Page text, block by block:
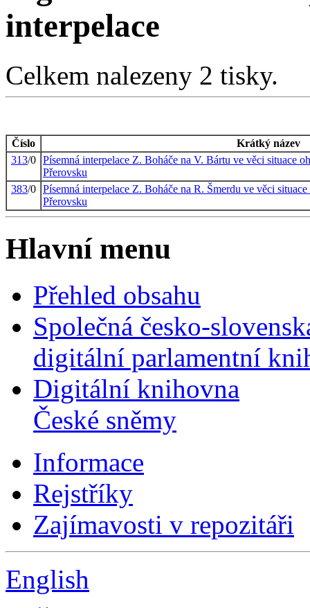
interpelace
Celkem nalezeny 2 tisky.
Číslo
Krátký název
313/0 Písemná interpelace Z. Boháče na V. Bártu ve věci situace
Přerovsku
383/0 Písemná interpelace Z. Boháče na R. Šmerdu ve věci
Přerovsku
Hlavní menu
Přehled obsahu
Společná česko-
digitální parlamentní
Digitální knihovna
České sněmy
Informace
Rejstříky
Zajímavosti v repozitáři
English